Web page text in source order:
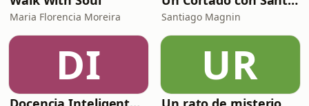
Maria Florencia Moreira Santiago Magnin
DI UR